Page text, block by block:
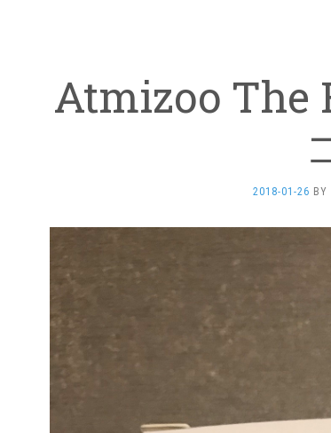
Atmizoo The
2018-01-26 BY